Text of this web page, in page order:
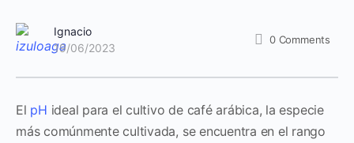
Ignacio
19/06/2023
0 Comments
El pH ideal para el cultivo de café arábica, la especie
más comúnmente cultivada, se encuentra en el rango